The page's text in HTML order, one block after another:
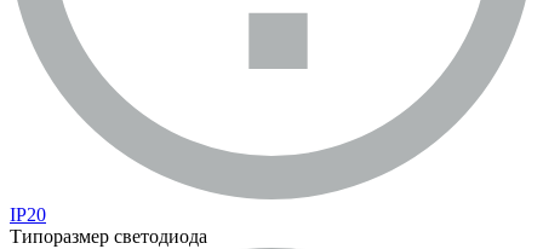
IP20
Типоразмер светодиода